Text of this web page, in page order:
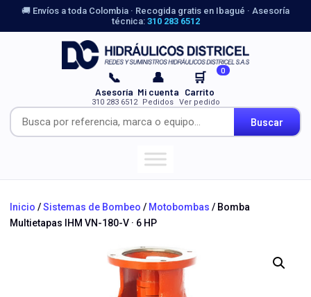
🚚 Envíos a toda Colombia · Recogida gratis en Ibagué · Asesoría
técnica: 310 283 6512
Buscar
📞
Asesoría
310 283 6512
👤
Mi cuenta
Pedidos
🛒 0
Carrito
Ver pedido
Inicio /Sistemas de Bombeo / Motobombas / Bomba
Multietapas IHM VN-180-V · 6 HP